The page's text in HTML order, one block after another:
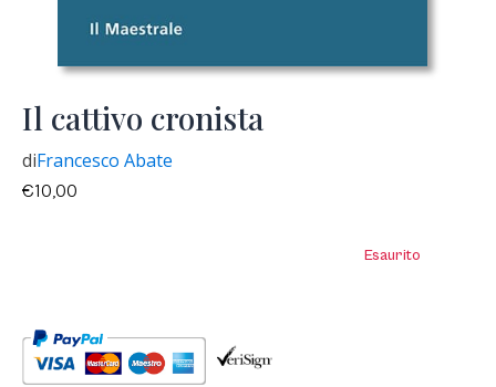
Il cattivo cronista
diFrancesco Abate
€10,00
Esaurito